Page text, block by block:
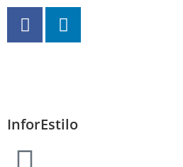
InforEstilo